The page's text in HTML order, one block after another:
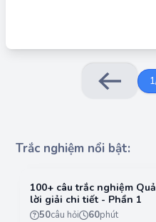
1
Trắc nghiệm nổi bật:
100+ câu trắc nghiệm
lời giải chi tiết - Phần 1
50câu hỏi 60phút